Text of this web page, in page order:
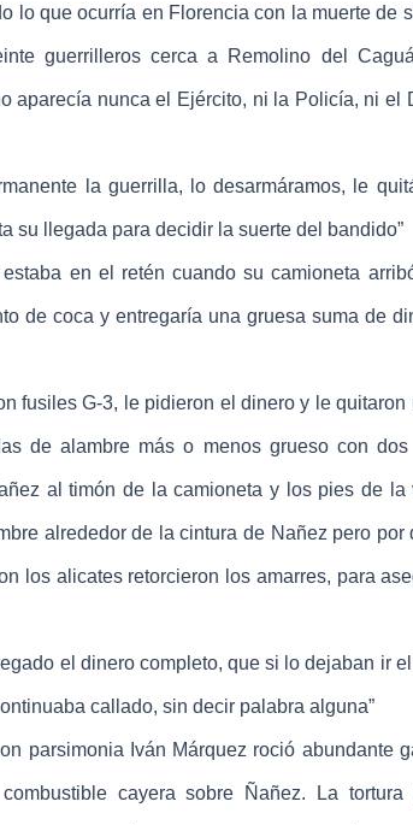
lo que ocurría en Florencia con la muerte de
guerrilleros cerca a Remolino del
aparecía nunca el Ejército, ni la Policía, ni el
la guerrilla, lo desarmáramos, le
su llegada para decidir la suerte del bandido”
en el retén cuando su camioneta
de coca y entregaría una gruesa suma de
fusiles G-3, le pidieron el dinero y le quitaron
de alambre más o menos grueso con
al timón de la camioneta y los pies de la
alrededor de la cintura de Nañez pero por
los alicates retorcieron los amarres, para
el dinero completo, que si lo dejaban ir
callado, sin decir palabra alguna”
parsimonia Iván Márquez roció abundante
cayera sobre Ñañez. La tortura